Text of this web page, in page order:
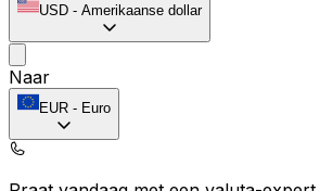
USD - Amerikaanse dollar
Naar
EUR - Euro